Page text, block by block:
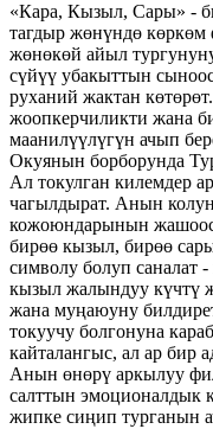
«Кара, Кызыл, Сары» -
тагдыр жөнүндө
жөнөкөй айыл
сүйүү убакыттын
руханий жактан
жоопкерчиликти жана
маанилүүлүгүн ачып
Окуянын борборунда
Ал токулган килемдер
чагылдырат. Анын
кожоюндарынын
бирөө кызыл, бирөө
символу болуп саналат
кызыл жалындуу күчтү
жана муңаюуну
токуучу болгонуна
кайталангыс, ал ар бир
Анын өнөрү аркылуу
салттын эмоционалдык
жипке сиңип турганын